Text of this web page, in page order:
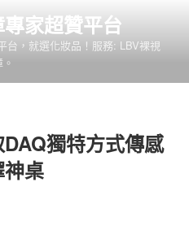
家超贊平台
台，就選化妝品！服務: LBV裸視
獨特方式傳感
桌